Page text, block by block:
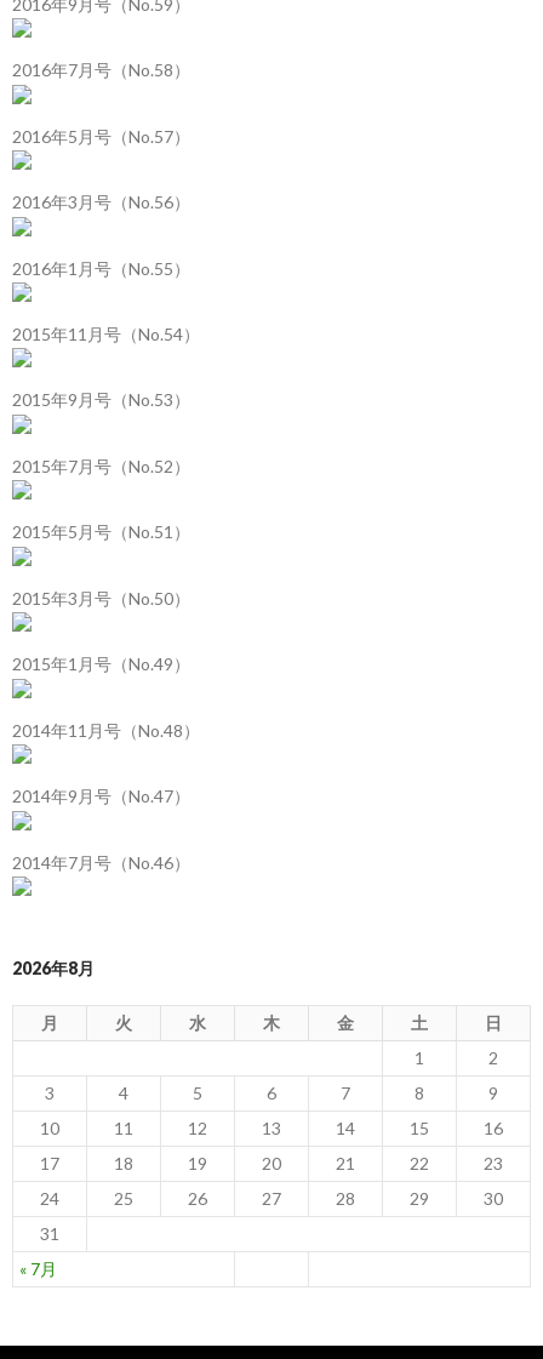
2016年7月号（No.58）
2016年5月号（No.57）
2016年3月号（No.56）
2016年1月号（No.55）
2015年11月号（No.54）
2015年9月号（No.53）
2015年7月号（No.52）
2015年5月号（No.51）
2015年3月号（No.50）
2015年1月号（No.49）
2014年11月号（No.48）
2014年9月号（No.47）
2014年7月号（No.46）
2026年8月
月 火 水 木 金 土 日
« 7月
1
2
3
4 5 6 7 8
9
10
11 12 13 14 15
16
17
18 19 20 21 22
23
24
25 26 27 28 29
30
31